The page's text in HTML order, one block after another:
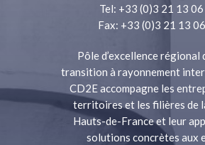
Tel: +33 (0)3 21 13
Fax: +33 (0)3 21 13
Pôle d’excellence régional
transition à rayonnement
CD2E accompagne les
territoires et les filières de
Hauts-de-France et leur
solutions concrètes aux